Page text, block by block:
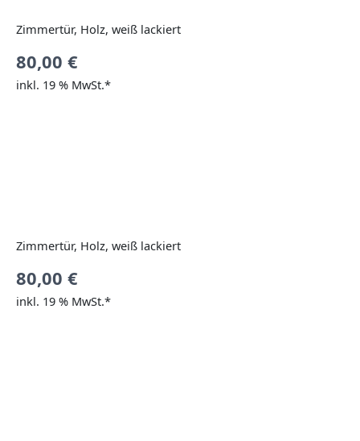
Zimmertür, Holz, weiß lackiert
80,00 €
inkl. 19 % MwSt.*
Zimmertür, Holz, weiß lackiert
80,00 €
inkl. 19 % MwSt.*